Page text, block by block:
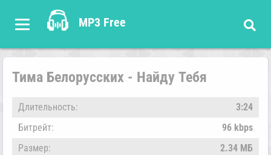
MP3 Free
Тима Белорусских - Найду Тебя
Длительность:
3:24
Битрейт:
96 kbps
Размер:
2.34 МБ